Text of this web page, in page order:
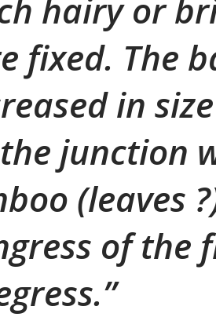
hairy or
fixed. The
in
junction
(leaves
of the